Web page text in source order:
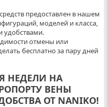
предоставлен в нашем
моделей и класса,
отмены или
бесплатно за пару дней
НЕДЕЛИ НА
ВЕНЫ
ОТ NANIKO!